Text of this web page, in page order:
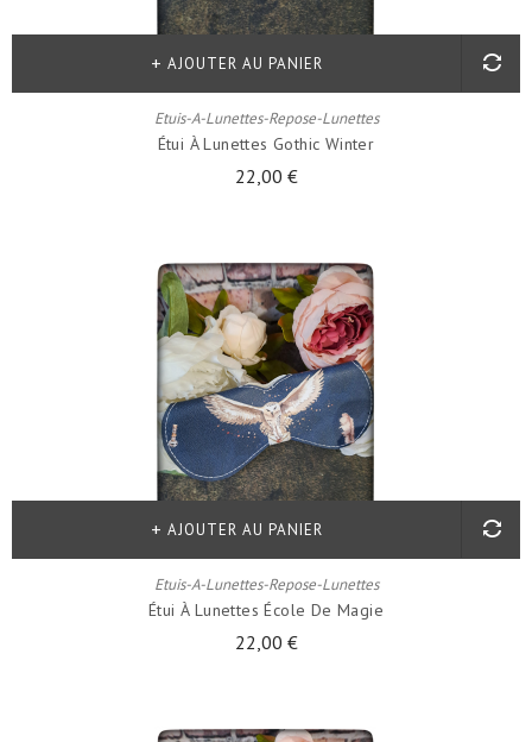
Etuis-A-Lunettes-Repose-Lunettes
Étui À Lunettes Gothic Winter
22,00 €
AJOUTER AU PANIER
Etuis-A-Lunettes-Repose-Lunettes
Étui À Lunettes École De Magie
22,00 €
AJOUTER AU PANIER